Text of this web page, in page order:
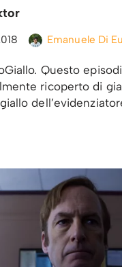
Emanuele Di
Questo
ricoperto di